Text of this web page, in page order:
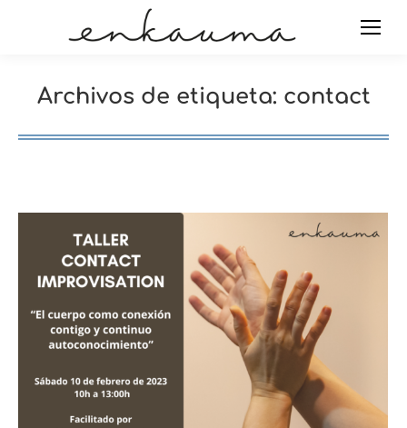
Archivos de etiqueta: contact